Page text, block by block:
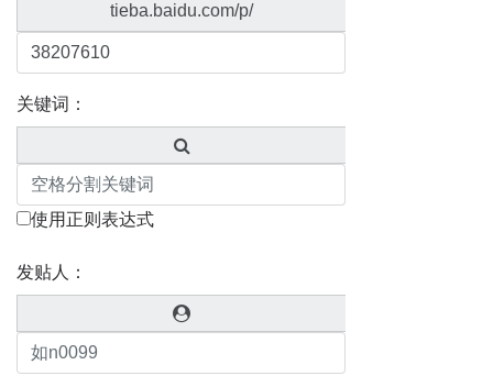
tieba.baidu.com/p/
关键词：
使用正则表达式
发贴人：